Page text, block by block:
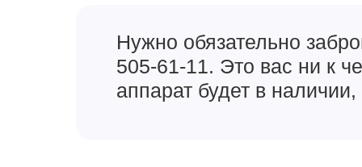
консольные игры, которых вышло на Айфон уже
Владельцы iPhone 15 Pro и iPhone 15 Pro Max
новом поколении эту проблему хотя бы
Нужно обязательно
505-61-11. Это вас ни к
аппарат будет в